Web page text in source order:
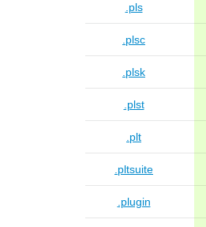
.pls
.plsc
.plsk
.plst
.plt
.pltsuite
.plugin